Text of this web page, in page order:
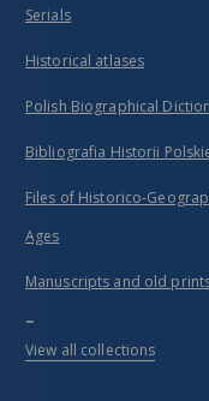
Serials
Historical atlases
Polish Biographical
Bibliografia Historii
Files of Historico-
Ages
Manuscripts and old
...
View all collections